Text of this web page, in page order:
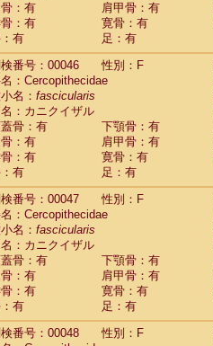
：有
肩甲骨：有
：有
寛骨：有
有
足：有
番号：00046
性別：F
：Cercopithecidae
名： fascicularis
：カニクイザル
骨：有
下顎骨：有
：有
肩甲骨：有
：有
寛骨：有
有
足：有
番号：00047
性別：F
：Cercopithecidae
名： fascicularis
：カニクイザル
骨：有
下顎骨：有
：有
肩甲骨：有
：有
寛骨：有
有
足：有
番号：00048
性別：F